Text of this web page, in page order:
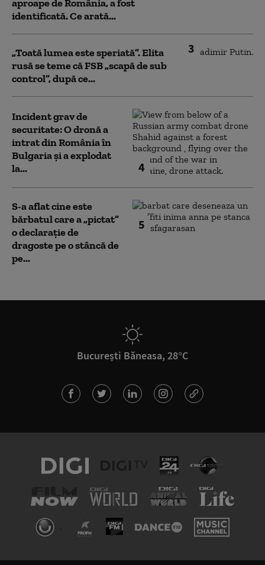
aproape de România, a fost
identificată. Ce arată...
3
„Toată lumea este speriată”. Elita
rusă se teme că FSB „scapă de sub
control”, după ce...
4
Incident grav de
securitate: O dronă a
intrat din România în
Bulgaria şi a explodat
la...
5
S-a aflat cine este
bărbatul care a „pictat”
o declarație de
dragoste pe o stâncă de
pe...
București Băneasa, 28°C